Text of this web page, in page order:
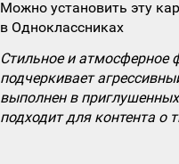
Можно установить эту
в Одноклассниках
Стильное и атмосферное
подчеркивает
выполнен в
подходит для контента о